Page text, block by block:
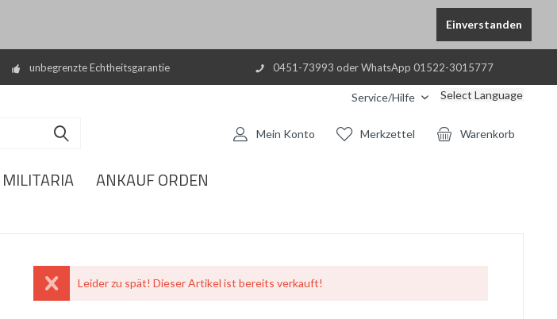
Einverstanden
unbegrenzte Echtheitsgarantie 0451-73993 oder WhatsApp 01522-3015777
Service/Hilfe Select Language
Warenkorb
Merkzettel
Mein Konto
MILITARIA ANKAUF ORDEN
Leider zu spät! Dieser Artikel ist bereits verkauft!